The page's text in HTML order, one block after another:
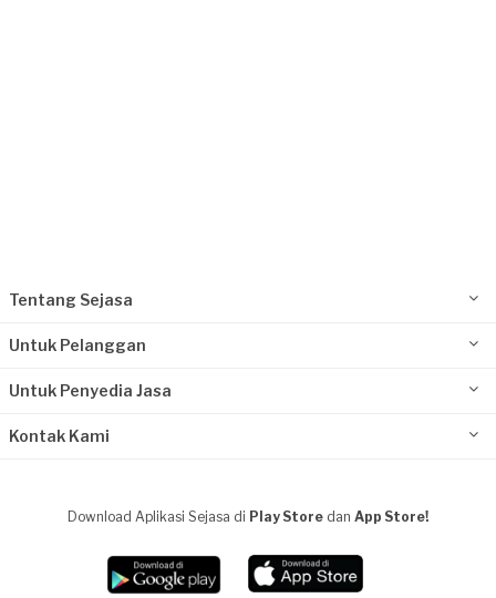
Tentang Sejasa
Untuk Pelanggan
Untuk Penyedia Jasa
Kontak Kami
Download Aplikasi Sejasa di Play Store dan App Store!